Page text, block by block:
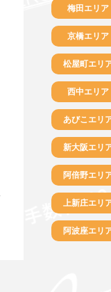
梅田エリア
京橋エリア
松屋町エリ
西中エリア
あびこエリ
新大阪エリ
阿倍野エリ
上新庄エリ
阿波座エリ